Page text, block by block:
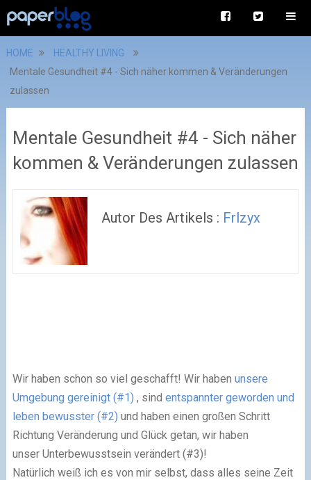
HOME
HEALTHY LIVING
Mentale Gesundheit #4 - Sich näher kommen & Veränderungen
zulassen
Mentale Gesundheit #4 - Sich näher
kommen & Veränderungen zulassen
Autor Des Artikels : Frlzyx
Wir haben schon so viel geschafft! Wir haben unsere
Umgebung gereinigt (#1) , sind entspannter geworden und
leben bewusster (#2) und haben einen großen Schritt
Richtung Veränderung und Glück getan, wir haben
unser Unterbewusstsein verändert (#3)!
Natürlich weiß ich es von mir selbst, dass alles seine Zeit